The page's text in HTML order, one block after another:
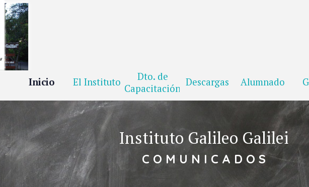
Saltar menú
Inicio El Instituto
Dto. de
Capacitación
Descargas Alumnado
Instituto Galileo Galilei
C O M U N I C A D O S